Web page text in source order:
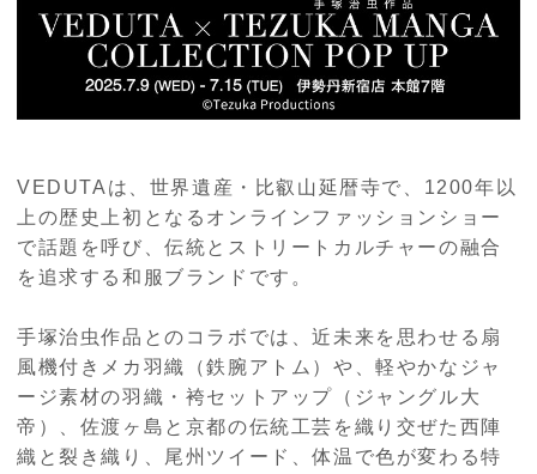
VEDUTAは、世界遺産・比叡山延暦寺で、1200年以
上の歴史上初となるオンラインファッションショー
で話題を呼び、伝統とストリートカルチャーの融合
を追求する和服ブランドです。
手塚治虫作品とのコラボでは、近未来を思わせる扇
風機付きメカ羽織（鉄腕アトム）や、軽やかなジャ
ージ素材の羽織・袴セットアップ（ジャングル大
帝）、佐渡ヶ島と京都の伝統工芸を織り交ぜた西陣
織と裂き織り、尾州ツイード、体温で色が変わる特